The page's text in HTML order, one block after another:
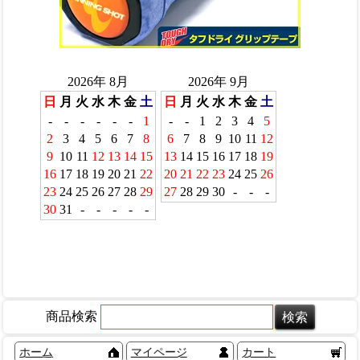
商品検索
ホーム マイページ カート